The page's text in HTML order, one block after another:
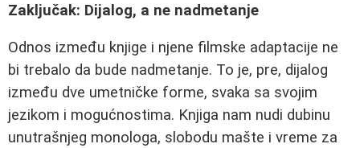
Zaključak: Dijalog, a ne nadmetanje
Odnos između knjige i njenе filmske adaptacije ne
bi trebalo da bude nadmetanje. To je, pre, dijalog
između dve umetničke forme, svaka sa svojim
jezikom i mogućnostima. Knjiga nam nudi dubinu
unutrašnjeg monologa, slobodu mašte i vreme za